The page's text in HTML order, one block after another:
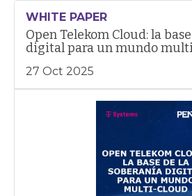
WHITE PAPER
Open Telekom Cloud: la
digital para un mundo
27 Oct 2025